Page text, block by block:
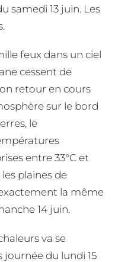
samedi 13 juin. Les
feux dans un ciel
cessent de
retour en cours
sur le bord
le
entre 33°C et
les plaines de
la même
14 juin.
va se
du lundi 15